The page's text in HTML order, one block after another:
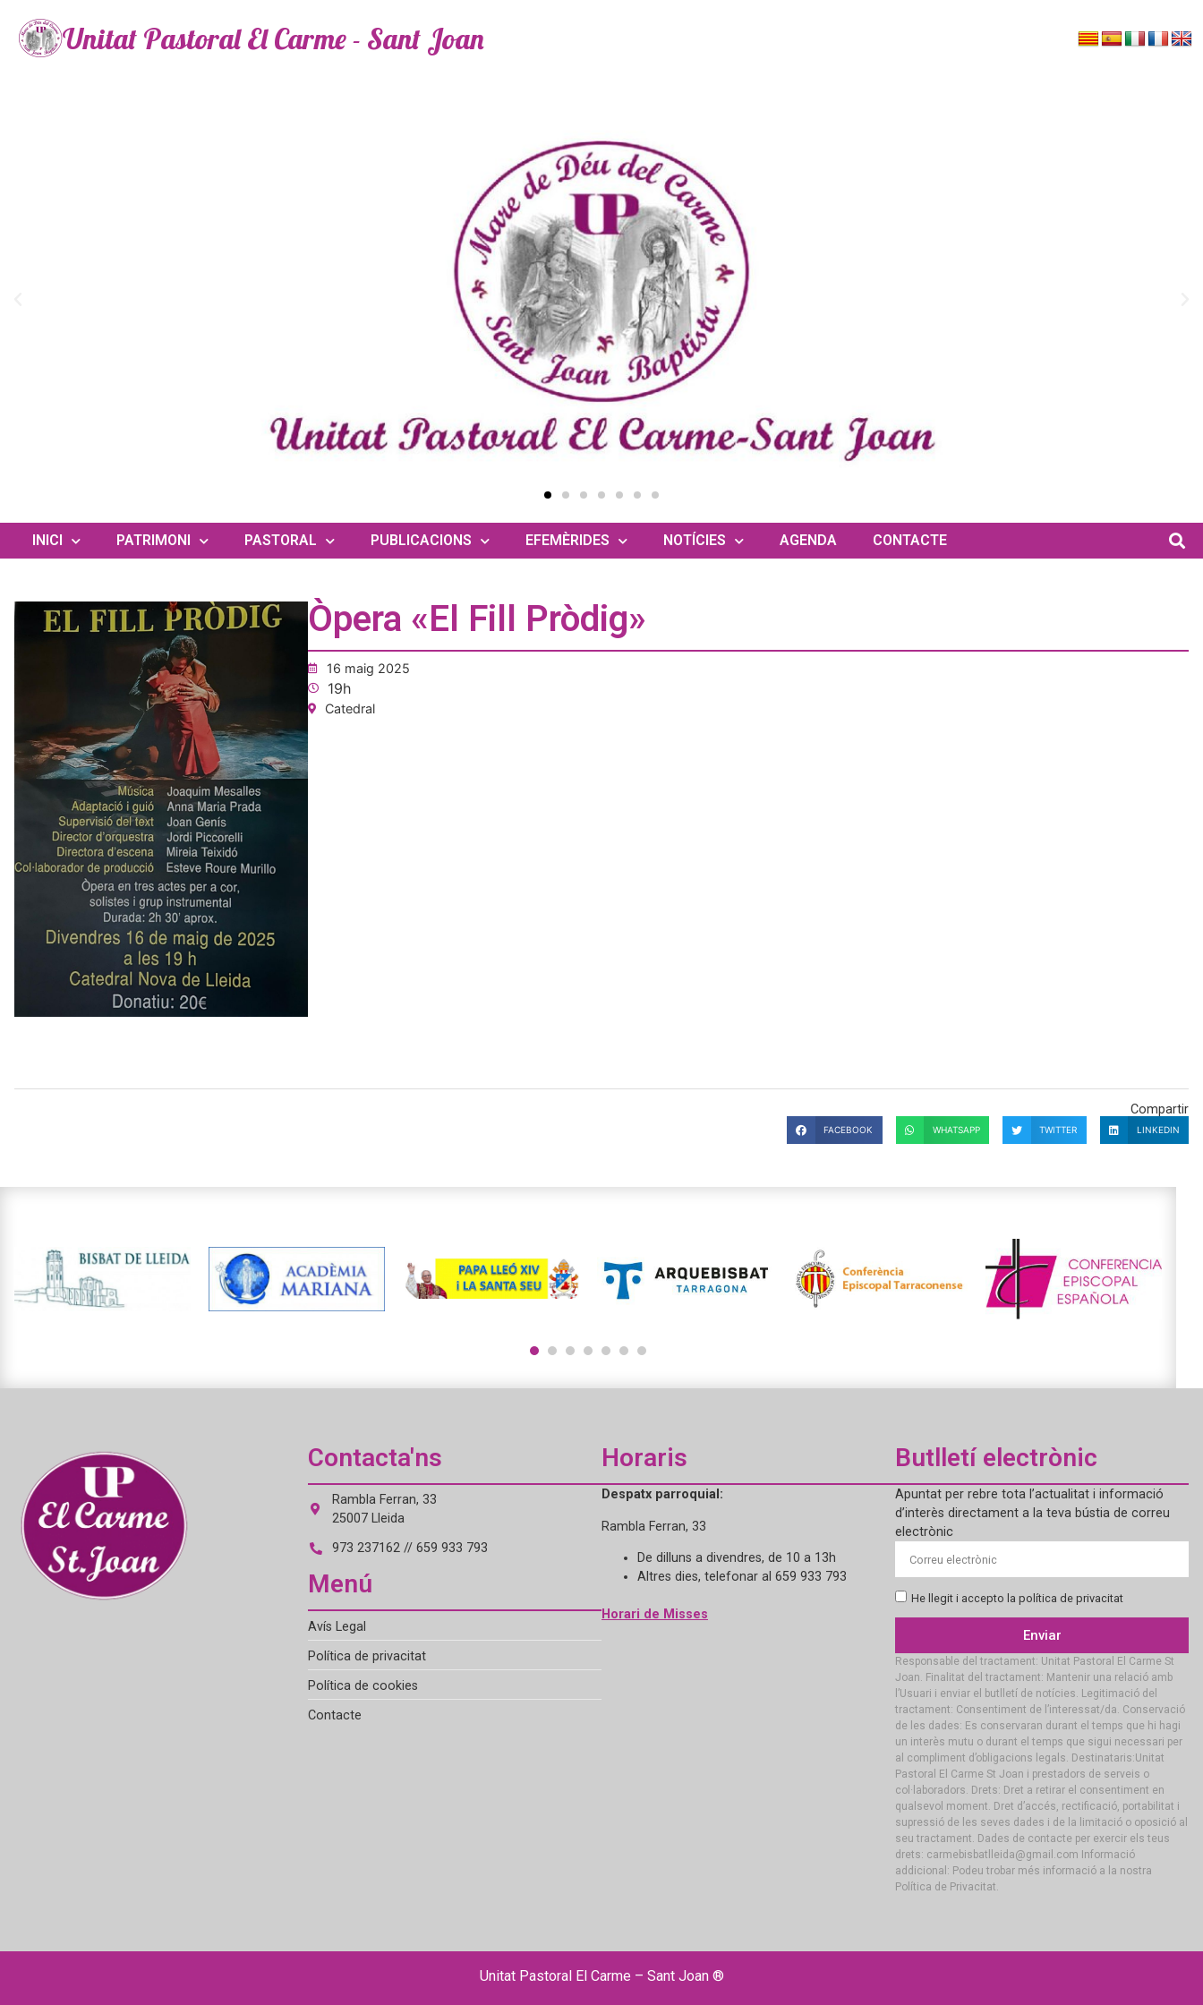
Unitat Pastoral El Carme - Sant Joan
INICI PATRIMONI PASTORAL PUBLICACIONS EFEMÈRIDES NOTÍCIES AGENDA CONTACTE
Òpera «El Fill Pròdig»
16 maig 2025
19h
Catedral
Compartir
FACEBOOK WHATSAPP TWITTER LINKEDIN
Contacta'ns
Rambla Ferran, 33
25007 Lleida
973 237162 // 659 933 793
Menú
Avís Legal
Política de privacitat
Política de cookies
Contacte
Horaris
Despatx parroquial:
Rambla Ferran, 33
De dilluns a divendres, de 10 a 13h
Altres dies, telefonar al 659 933 793
Horari de Misses
Butlletí electrònic
Apuntat per rebre tota l’actualitat i informació
d’interès directament a la teva bústia de correu
electrònic
He llegit i accepto la política de privacitat
Enviar
Responsable del tractament: Unitat Pastoral El Carme St
Joan. Finalitat del tractament: Mantenir una relació amb
l’Usuari i enviar el butlletí de notícies. Legitimació del
tractament: Consentiment de l’interessat/da. Conservació
de les dades: Es conservaran durant el temps que hi hagi
un interès mutu o durant el temps que sigui necessari per
al compliment d’obligacions legals. Destinataris:Unitat
Pastoral El Carme St Joan i prestadors de serveis o
col·laboradors. Drets: Dret a retirar el consentiment en
qualsevol moment. Dret d’accés, rectificació, portabilitat i
supressió de les seves dades i de la limitació o oposició al
seu tractament. Dades de contacte per exercir els teus
drets: carmebisbatlleida@gmail.com Informació
addicional: Podeu trobar més informació a la nostra
Política de Privacitat.
Unitat Pastoral El Carme – Sant Joan ®